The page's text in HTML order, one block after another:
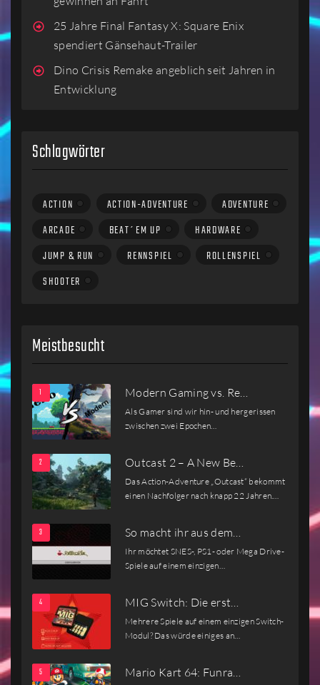
25 Jahre Final Fantasy X: Square Enix
spendiert Gänsehaut-Trailer
Dino Crisis Remake angeblich seit Jahren in
Entwicklung
Schlagwörter
ACTION ACTION-ADVENTURE
ADVENTURE
ARCADE
BEAT´EM UP
HARDWARE
JUMP & RUN
RENNSPIEL
ROLLENSPIEL
SHOOTER
Meistbesucht
Modern Gaming vs. Re…
Als Gamer sind wir hin- und hergerissen
zwischen zwei Epochen…
Outcast 2 – A New Be…
Das Action-Adventure „Outcast“ bekommt
einen Nachfolger nach knapp 22 Jahren.…
So macht ihr aus dem…
Ihr möchtet SNES-, PS1- oder Mega Drive-
Spiele auf einem einzigen…
MIG Switch: Die erst…
Mehrere Spiele auf einem einzigen Switch-
Modul? Das würde einiges an…
Mario Kart 64: Funra…